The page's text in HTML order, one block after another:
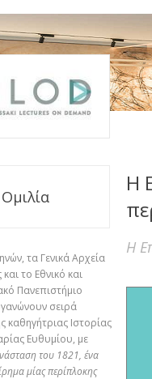
Η
Η
Ομιλία
τα Γενικά Αρχεία
το Εθνικό και
Πανεπιστήμιο
σειρά
καθηγήτριας Ιστορίας
Ευθυμίου, με
του 1821, ένα
μίας περίπλοκης